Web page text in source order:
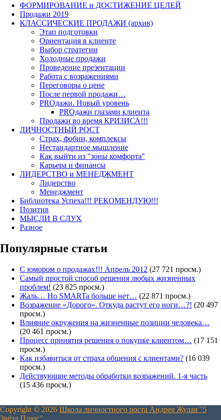
ФОРМИРОВАНИЕ и ДОСТИЖЕНИЕ ЦЕЛЕЙ
Продажи 2019
КЛАССИЧЕСКИЕ ПРОДАЖИ (архив)
Этап подготовки
Ориентация в клиенте
Выбор стратегии
Холодные продажи
Проведение презентации
Работа с возражениями
Переговоры о цене
После первой продажи…
PROдажи. Новый уровень
PROдажи глазами клиента
Продажи во время КРИЗИСА!!!
ЛИЧНОСТНЫЙ РОСТ
Страх, фобии, комплексы
Нестандартное мышление
Как выйти из "зоны комфорта"
Карьера и финансы
ЛИДЕРСТВО и МЕНЕДЖМЕНТ
Лидерство
Менеджмент
Библиотека Успеха!!! РЕКОМЕНДУЮ!!!
Позитив
МЫСЛИ В СЛУХ
Разное
Популярные статьи
С юмором о продажах!!! Апрель 2012 (27 721 просм.)
Самый простой способ решения любых жизненных
проблем! (23 825 просм.)
Жаль… Но SMARTa больше нет… (22 871 просм.)
Возражение «Дорого». Откуда растут его ноги…?! (20 497
просм.)
Влияние окружения на жизненные позиции человека…
(20 461 просм.)
Процесс принятия решения о покупке клиентом… (17 151
просм.)
Как избавиться от страха общения с клиентами? (16 039
просм.)
Действующие методы обработки возражений. 1-я часть
(15 436 просм.)
Copyright © 2026 Школа личностного роста Андрея Жулая "5
Звёзд Плюс"